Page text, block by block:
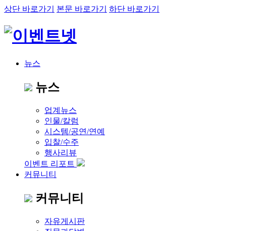
상단 바로가기 본문 바로가기 하단 바로가기
뉴스
뉴스
업계뉴스
인물/칼럼
시스템/공연/연예
입찰/수주
행사리뷰
이벤트 리포트
커뮤니티
커뮤니티
자유게시판